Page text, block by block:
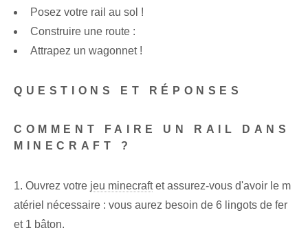
Posez votre rail au sol !
Construire une route :
Attrapez un wagonnet !
QUESTIONS ET RÉPONSES
COMMENT FAIRE UN RAIL DANS
MINECRAFT ?
1. Ouvrez votre jeu minecraftet assurez-vous d'avoir le m
atériel nécessaire : vous aurez besoin de 6 lingots de fer
et 1 bâton.